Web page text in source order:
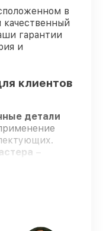
в
гарантии
и
клиентов
детали
–